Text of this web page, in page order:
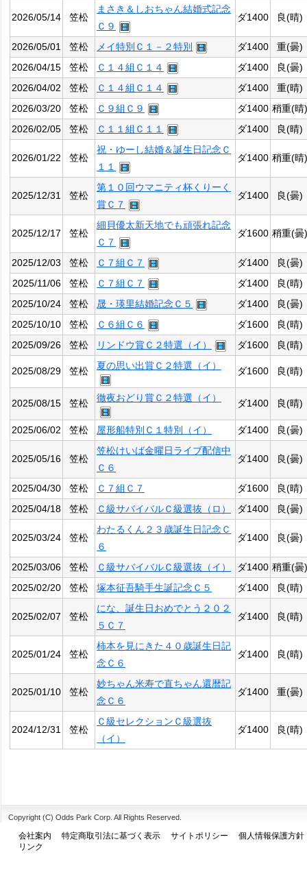
2026/05/14 笠松
まさき＆しおちゃん結婚式記念
Ｃ９
ダ1400 良(晴)
2026/05/01 笠松 メイ特別Ｃ１－２特別 ダ1400
重(曇)
2026/04/15
笠松 Ｃ１４組Ｃ１４ ダ1400
良(曇)
2026/04/02
笠松 Ｃ１４組Ｃ１４ ダ1400
重(晴)
2026/03/20
笠松 Ｃ９組Ｃ９ ダ1400 稍重(晴)
2026/02/05
笠松 Ｃ１１組Ｃ１１ ダ1400 良(晴)
2026/01/22 笠松
祝・ゆーし結婚＆誕生日記念Ｃ
１１
ダ1400 稍重(晴)
2025/12/31 笠松
第１０回ウマニティ杯くりーく
賞Ｃ７
ダ1400 良(曇)
2025/12/17 笠松
細貝優太新天地でも頑張れ記念
Ｃ７
ダ1600 稍重(曇)
2025/12/03 笠松 Ｃ７組Ｃ７ ダ1400
良(曇)
2025/11/06
笠松 Ｃ７組Ｃ７ ダ1400
良(晴)
2025/10/24
笠松 晟・瑛里結婚記念Ｃ５ ダ1400
良(曇)
2025/10/10
笠松 Ｃ６組Ｃ６ ダ1600
良(晴)
2025/09/26
笠松 リンドウ賞Ｃ２特選（イ） ダ1600 良(晴)
2025/08/29 笠松 夏の思い出賞Ｃ２特選（イ） ダ1600 良(晴)
2025/08/15 笠松 徹夜おどり賞Ｃ２特選（イ） ダ1400 良(晴)
2025/06/02 笠松 屋形船特別Ｃ１特別（イ） ダ1400 良(曇)
2025/05/16 笠松
笠松けいば金曜日ライブ配信中
Ｃ６
ダ1400 良(曇)
2025/04/30 笠松 Ｃ７組Ｃ７ ダ1600
良(晴)
2025/04/18
笠松 Ｃ級サバイバルＣ級選抜（ロ） ダ1400 良(曇)
2025/03/24 笠松
わたるくん２３歳誕生日記念Ｃ
６
ダ1400 良(曇)
2025/03/06 笠松 Ｃ級サバイバルＣ級選抜（イ） ダ1400 稍重(曇)
2025/02/20
笠松 塚本征吾騎手生誕記念Ｃ５ ダ1400 良(晴)
2025/02/07 笠松
にな、誕生日おめでとう２０２
５Ｃ７
ダ1400 良(晴)
2025/01/24 笠松
柿本を見にきた４０歳誕生日記
念Ｃ６
ダ1400 良(晴)
2025/01/10 笠松
妙ちゃん米寿で直ちゃん還暦記
念Ｃ６
ダ1400 重(曇)
2024/12/31 笠松
Ｃ級セレクションＣ級選抜
（イ）
ダ1400 良(晴)
Copyright (C) Odds Park Corp. All Rights Reserved.
会社案内 特定商取引法に基づく表示 サイトポリシー
個人情報保護方針
リンク